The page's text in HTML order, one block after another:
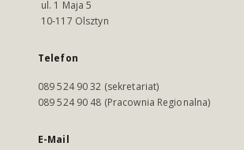
ul. 1 Maja 5
10-117 Olsztyn
Telefon
089 524 90 32 (sekretariat)
089 524 90 48 (Pracownia Regionalna)
E-Mail